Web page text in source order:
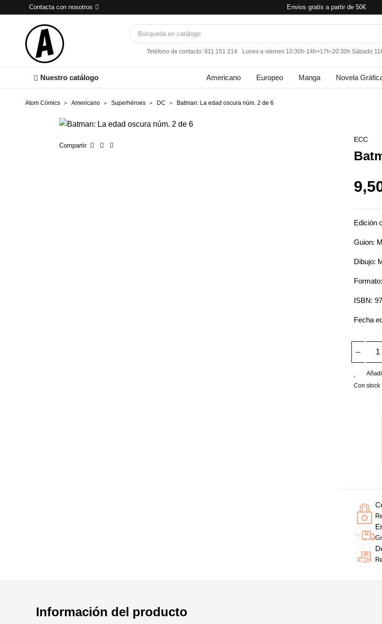
Contacta con nosotros Envios gratis a partir de 50€
Teléfono de contacto: 911 151 214 Lunes a viernes 10:30h-14h+17h-20:30h Sábado
Nuestro catálogo Americano Europeo Manga Novela
Atom Cómics Americano Superhéroes DC Batman: La edad oscura núm. 2 de 6
Compartir
ECC
Edición
Guion:
Dibujo:
ISBN:
Fecha
Con stock
Información del producto